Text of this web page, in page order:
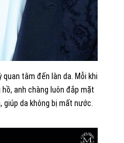
quan tâm đến làn da. Mỗi khi
anh chàng luôn đắp mặt
da không bị mất nước.